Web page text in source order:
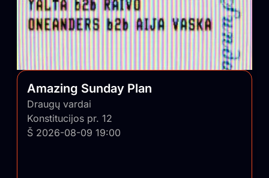
Amazing Sunday Plan
Draugų vardai
Konstitucijos pr. 12
Š 2026-08-09 19:00